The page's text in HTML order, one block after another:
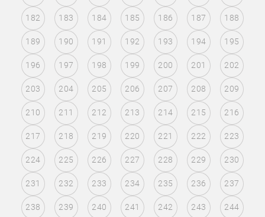
182 183 184 185 186 187 188
189 190 191 192 193 194 195
196 197 198 199 200 201 202
203 204 205 206 207 208 209
210 211 212 213 214 215 216
217 218 219 220 221 222 223
224 225 226 227 228 229 230
231 232 233 234 235 236 237
238 239 240 241 242 243 244